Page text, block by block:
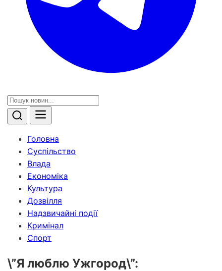
Головна
Суспільство
Влада
Економіка
Культура
Дозвілля
Надзвичайні події
Кримінал
Спорт
\”Я люблю Ужгород\”: